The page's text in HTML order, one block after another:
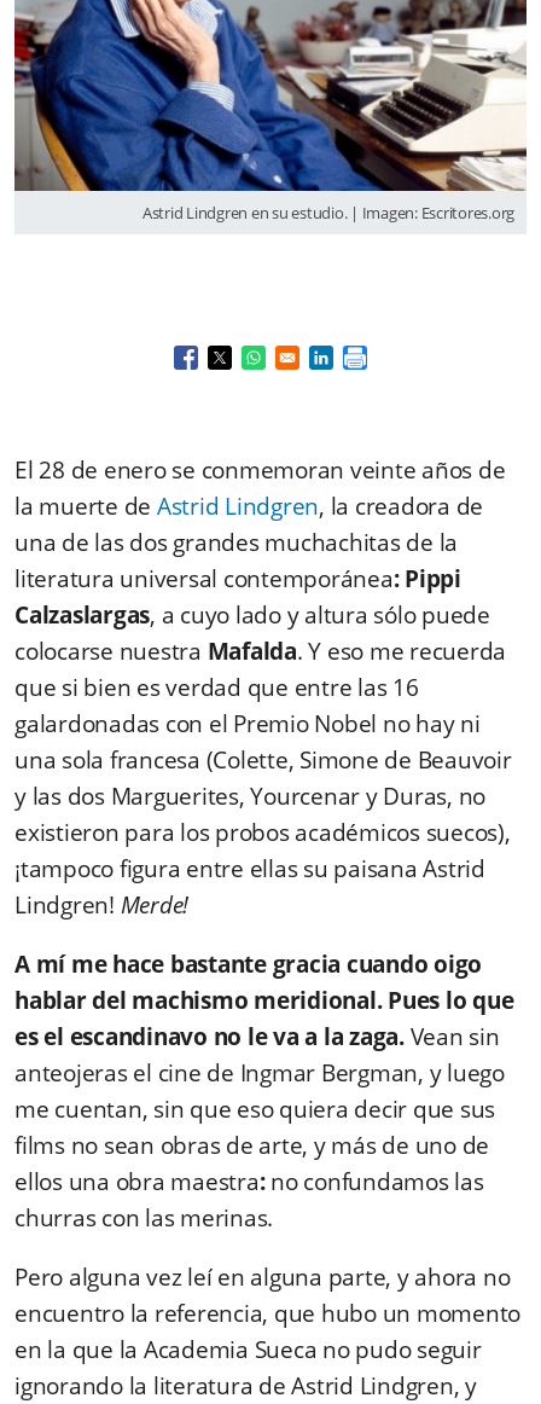
Astrid Lindgren en su estudio. | Imagen: Escritores.org
Opens in a new window
Opens in a new window
Opens in a new window
Opens in a new window
El 28 de enero se conmemoran veinte años de
la muerte de Astrid Lindgren, la creadora de
una de las dos grandes muchachitas de la
literatura universal contemporánea: Pippi
Calzaslargas, a cuyo lado y altura sólo puede
colocarse nuestra Mafalda. Y eso me recuerda
que si bien es verdad que entre las 16
galardonadas con el Premio Nobel no hay ni
una sola francesa (Colette, Simone de Beauvoir
y las dos Marguerites, Yourcenar y Duras, no
existieron para los probos académicos suecos),
¡tampoco figura entre ellas su paisana Astrid
Lindgren! Merde!
A mí me hace bastante gracia cuando oigo
hablar del machismo meridional. Pues lo que
es el escandinavo no le va a la zaga.Vean sin
anteojeras el cine de Ingmar Bergman, y luego
me cuentan, sin que eso quiera decir que sus
films no sean obras de arte, y más de uno de
ellos una obra maestra:no confundamos las
churras con las merinas.
Pero alguna vez leí en alguna parte, y ahora no
encuentro la referencia, que hubo un momento
en la que la Academia Sueca no pudo seguir
ignorando la literatura de Astrid Lindgren, y